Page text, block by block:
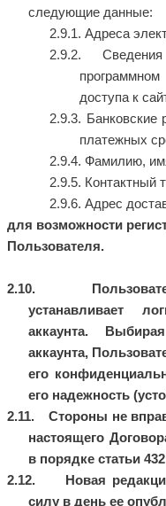
следующие данные:
Адреса
доступа к
Банковские
платежных
Фамилию,
Контактный
Адрес
для возможности
Пользователя.
2.10.
устанавливает
аккаунта.
аккаунта,
его
его надежность
2.11.
Стороны не
настоящего
в порядке статьи
2.12.
Новая
силу в день ее